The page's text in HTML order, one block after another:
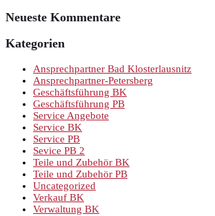
Neueste Kommentare
Kategorien
Ansprechpartner Bad Klosterlausnitz
Ansprechpartner-Petersberg
Geschäftsführung BK
Geschäftsführung PB
Service Angebote
Service BK
Service PB
Sevice PB 2
Teile und Zubehör BK
Teile und Zubehör PB
Uncategorized
Verkauf BK
Verwaltung BK